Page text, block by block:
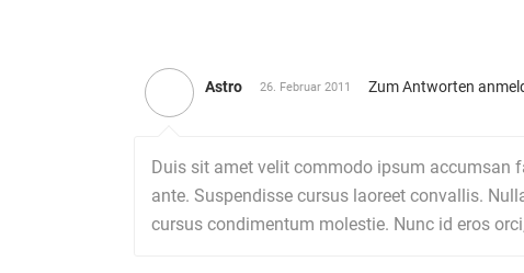
Astro 26. Februar 2011 Zum Antworten
Duis sit amet velit commodo ipsum accumsan
ante. Suspendisse cursus laoreet convallis.
cursus condimentum molestie. Nunc id eros